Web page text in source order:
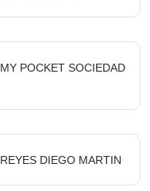
MY POCKET SOCIEDAD
REYES DIEGO MARTIN